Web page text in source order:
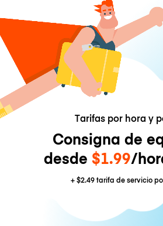
Tarifas por hora y
Consigna de
desde $1.99/
+$2.49tarifa de servicio